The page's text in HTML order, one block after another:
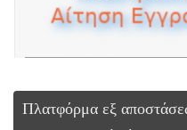
Πλατφόρμα εξ